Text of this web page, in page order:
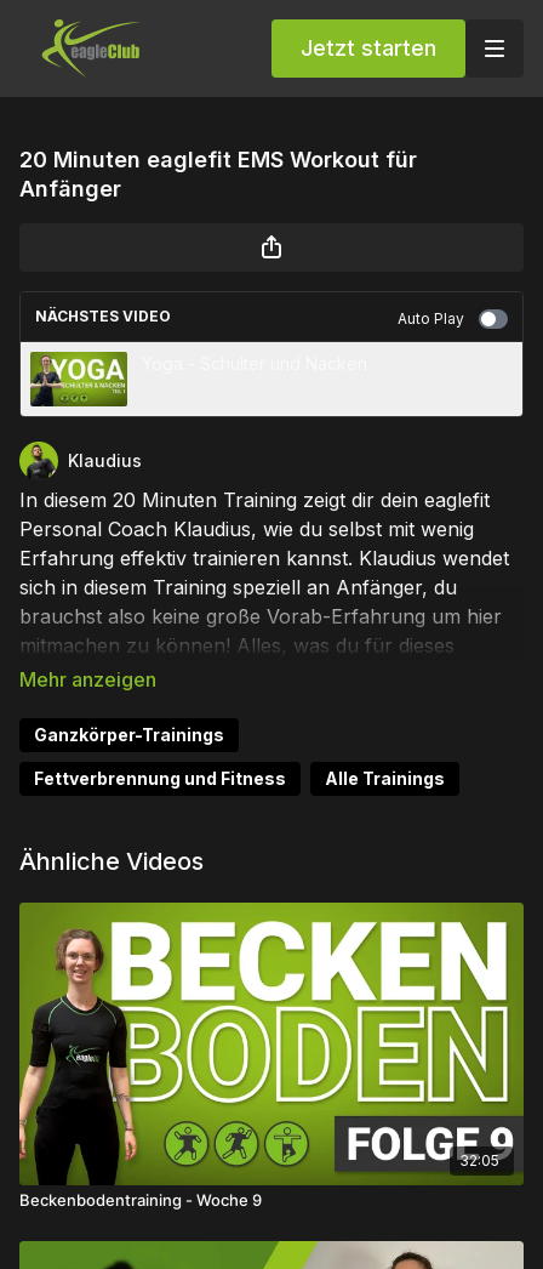
Jetzt starten
20 Minuten eaglefit EMS Workout für
Anfänger
NÄCHSTES VIDEO Auto Play
Klaudius
In diesem 20 Minuten Training zeigt dir dein eaglefit
Personal Coach Klaudius, wie du selbst mit wenig
Erfahrung effektiv trainieren kannst. Klaudius wendet
sich in diesem Training speziell an Anfänger, du
brauchst also keine große Vorab-Erfahrung um hier
mitmachen zu können! Alles, was du für dieses
Workout benötigst ist ein eaglefit EMS Anzug.
Das Training ist für die Nutzung mit dem eaglefit
HOME EMS oder dem PRO EMS Anzug optimiert.
Ganzkörper-Trainings
Fettverbrennung und Fitness Alle Trainings
Ähnliche Videos
32:05
Beckenbodentraining - Woche 9